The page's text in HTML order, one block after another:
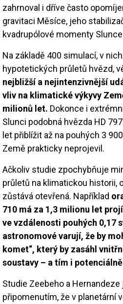
zahrnoval i dříve často
gravitaci Měsíce, jeho
kvadrupólové momenty
Na základě 400 simulací, v
hypotetických průletů hvězd,
nejbližší a nejintenzivnější
vliv na klimatické výkyvy
milionů let. Dokonce i
Slunci podobná hvězda HD
let přiblížit až na pouhých 3
Země prakticky neprojevil.
Ačkoliv studie zpochybňuje
průletů na klimatickou historii,
zůstává otevřená. Například
710 má za 1,3 milionu let
ve vzdálenosti pouhých 0,17
astronomové varují, že by
komet“, který by zasáhl
soustavy – a tím i
Studie Zeebeho a
připomenutím, že v planetární